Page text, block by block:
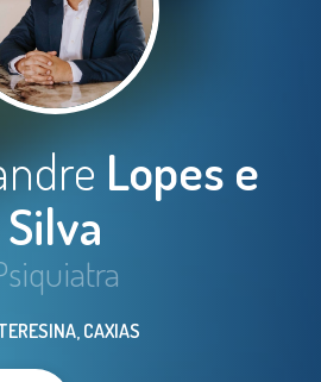
Lopes e
Silva
CAXIAS